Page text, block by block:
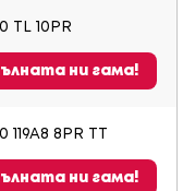
TL 10PR
ни гама!
119A8 8PR TT
ни гама!